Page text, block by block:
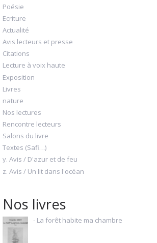
Poésie
Ecriture
Actualité
Avis lecteurs et presse
Citations
Lecture à voix haute
Exposition
Livres
nature
Nos lectures
Rencontre lecteurs
Salons du livre
Textes (Safi…)
y. Avis / D'azur et de feu
z. Avis / Un lit dans l'océan
Nos livres
- La forêt habite ma chambre